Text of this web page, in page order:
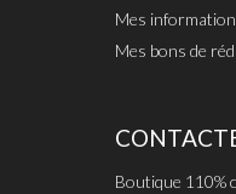
Mes
Mes bons de
Boutique 110%